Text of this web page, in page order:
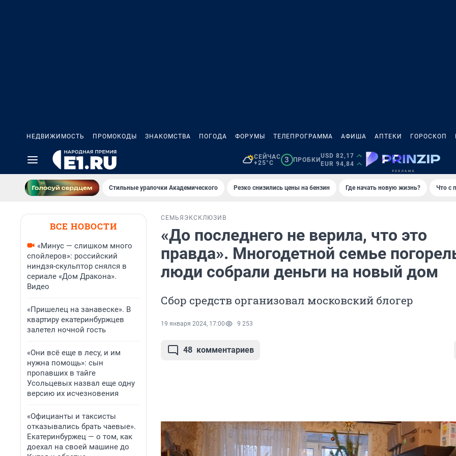
НЕДВИЖИМОСТЬ ПРОМОКОДЫ ЗНАКОМСТВА ПОГОДА ФОРУМЫ ТЕЛЕПРОГРАММА АФИША АПТЕКИ ГОРОСКОП
СЕЙЧАС
+25°C
3 ПРОБКИ
USD 82,17
EUR 94,84
Стильные уралочки Академического Резко снизились цены на бензин Где начать новую жизнь? Что с
ВСЕ НОВОСТИ
«Минус — слишком много
спойлеров»: российский
ниндзя-скульптор снялся в
сериале «Дом Дракона».
Видео
«Пришелец на занавеске». В
квартиру екатеринбуржцев
залетел ночной гость
«Они всё еще в лесу, и им
нужна помощь»: сын
пропавших в тайге
Усольцевых назвал еще одну
версию их исчезновения
«Официанты и таксисты
отказывались брать чаевые».
Екатеринбуржец — о том, как
доехал на своей машине до
СЕМЬЯ ЭКСКЛЮЗИВ
«До последнего не верила, что это
правда». Многодетной семье
люди собрали деньги на новый дом
Сбор средств организовал московский блогер
19 января 2024, 17:00 9 253
48 комментариев